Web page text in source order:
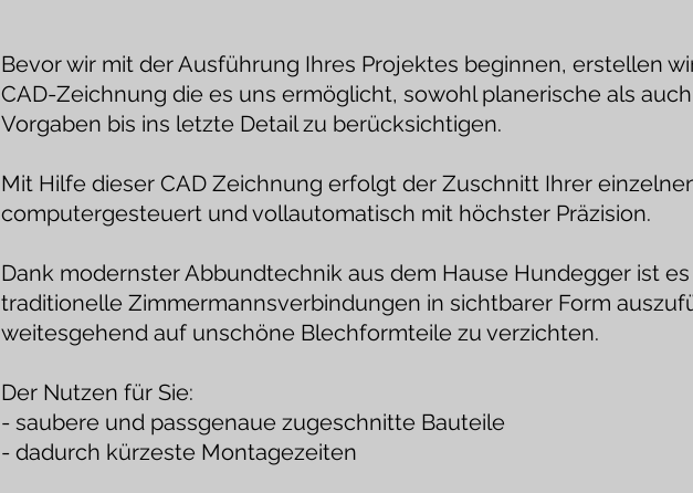
Bevor wir mit der Ausführung Ihres Projektes beginnen, erstellen
CAD-Zeichnung die es uns ermöglicht, sowohl planerische als
Vorgaben bis ins letzte Detail zu berücksichtigen.
Mit Hilfe dieser CAD Zeichnung erfolgt der Zuschnitt Ihrer
computergesteuert und vollautomatisch mit höchster Präzision.
Dank modernster Abbundtechnik aus dem Hause Hundegger ist
traditionelle Zimmermannsverbindungen in sichtbarer Form
weitesgehend auf unschöne Blechformteile zu verzichten.
Der Nutzen für Sie:
- saubere und passgenaue zugeschnitte Bauteile
- dadurch kürzeste Montagezeiten